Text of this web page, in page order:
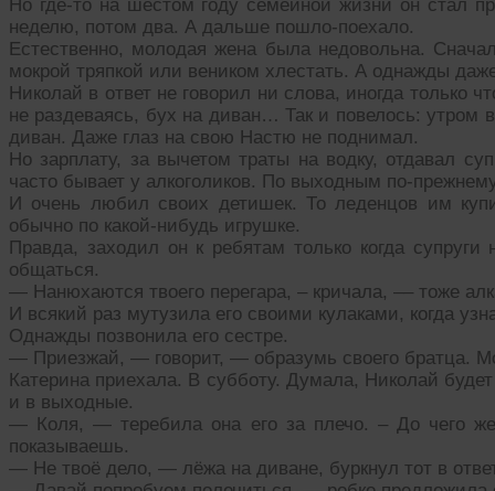
Но где-то на шестом году семейной жизни он стал
неделю, потом два. А дальше пошло-поехало.
Естественно, молодая жена была недовольна.
мокрой тряпкой или веником хлестать. А однажды
Николай в ответ не говорил ни слова, иногда только
не раздеваясь, бух на диван… Так и повелось: утром
диван. Даже глаз на свою Настю не поднимал.
Но зарплату, за вычетом траты на водку, отдавал
часто бывает у алкоголиков. По выходным по-
И очень любил своих детишек. То леденцов им
обычно по какой-нибудь игрушке.
Правда, заходил он к ребятам только когда
общаться.
— Нанюхаются твоего перегара, – кричала, –– тоже
И всякий раз мутузила его своими кулаками, когда
Однажды позвонила его сестре.
— Приезжай, — говорит, — образумь своего братца.
Катерина приехала. В субботу. Думала, Николай
и в выходные.
— Коля, — теребила она его за плечо. – До чего
показываешь.
— Не твоё дело, — лёжа на диване, буркнул тот в